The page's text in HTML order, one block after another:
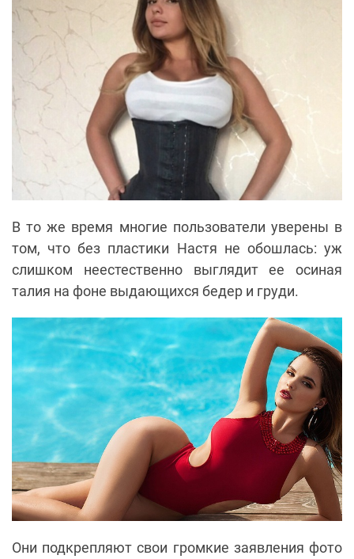
В то же время многие пользователи уверены в
том, что без пластики Настя не обошлась: уж
слишком неестественно выглядит ее осиная
талия на фоне выдающихся бедер и груди.
Они подкрепляют свои громкие заявления фото